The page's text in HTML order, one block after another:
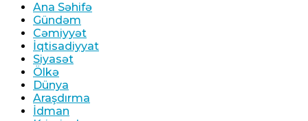
Ana Səhifə
Gündəm
Cəmiyyət
İqtisadiyyat
Siyasət
Ölkə
Dünya
Araşdırma
İdman